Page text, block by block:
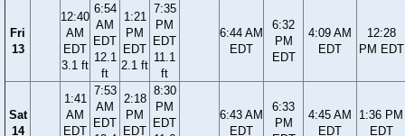
Fri
13
12:40
AM
EDT
3.1 ft
6:54
AM
EDT
12.1
ft
1:21
PM
EDT
2.1 ft
7:35
PM
EDT
11.1
ft
6:44 AM
EDT
6:32
PM
EDT
4:09 AM
EDT
12:28
PM EDT
Sat
14
1:41
AM
EDT
7:53
AM
EDT
2:18
PM
EDT
8:30
PM
EDT
6:43 AM
EDT
6:33
PM
4:45 AM
EDT
1:36 PM
EDT